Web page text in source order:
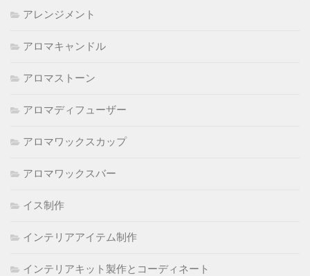
アレンジメント
アロマキャンドル
アロマストーン
アロマディフューザー
アロマワックスカップ
アロマワックスバー
イス制作
インテリアアイテム制作
インテリアキット製作とコーディネート